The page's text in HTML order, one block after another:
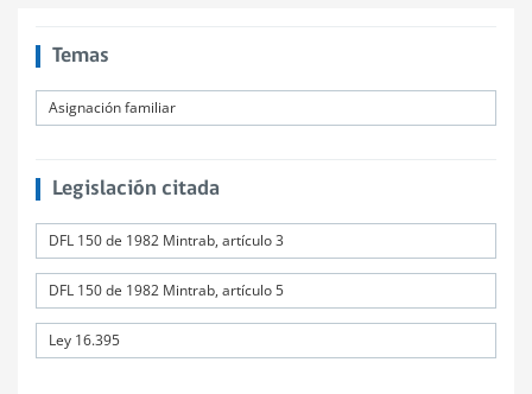
Temas
Asignación familiar
Legislación citada
DFL 150 de 1982 Mintrab, artículo 3
DFL 150 de 1982 Mintrab, artículo 5
Ley 16.395